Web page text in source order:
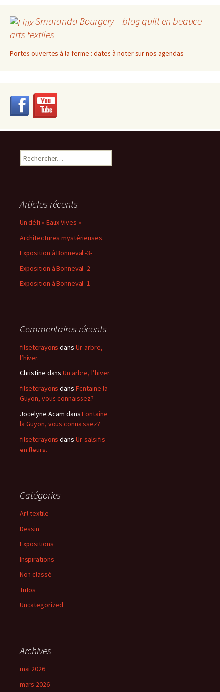
Smaranda Bourgery – blog quilt en beauce
arts textiles
Portes ouvertes à la ferme : dates à noter sur nos agendas
Rechercher :
Articles récents
Un défi « Eaux Vives »
Architectures mystérieuses.
Exposition à Bonneval -3-
Exposition à Bonneval -2-
Exposition à Bonneval -1-
Commentaires récents
filsetcrayons dans Un arbre,
l’hiver.
Christine dans Un arbre, l’hiver.
filsetcrayons dans Fontaine la
Guyon, vous connaissez?
Jocelyne Adam dans Fontaine
la Guyon, vous connaissez?
filsetcrayons dans Un salsifis
en fleurs.
Catégories
Art textile
Dessin
Expositions
Inspirations
Non classé
Tutos
Uncategorized
Archives
mai 2026
mars 2026